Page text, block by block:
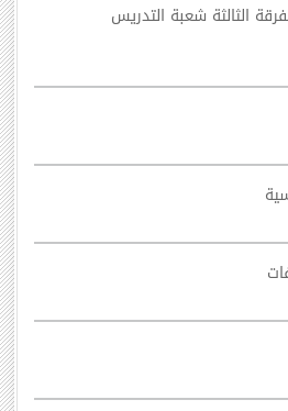
الثالثة شعبة التدريس